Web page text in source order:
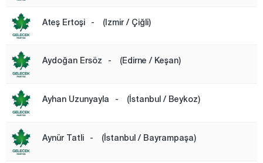
Bursa
Çanakkale
Çankırı
Çorum
Denizli
Diyarbakır
Düzce
Edirne
Ateş Ertoşi - (Izmir / Çiğli)
Aydoğan Ersöz - (Edirne / Keşan)
Ayhan Uzunyayla - (İstanbul / Beykoz)
Aynür Tatli - (İstanbul / Bayrampaşa)